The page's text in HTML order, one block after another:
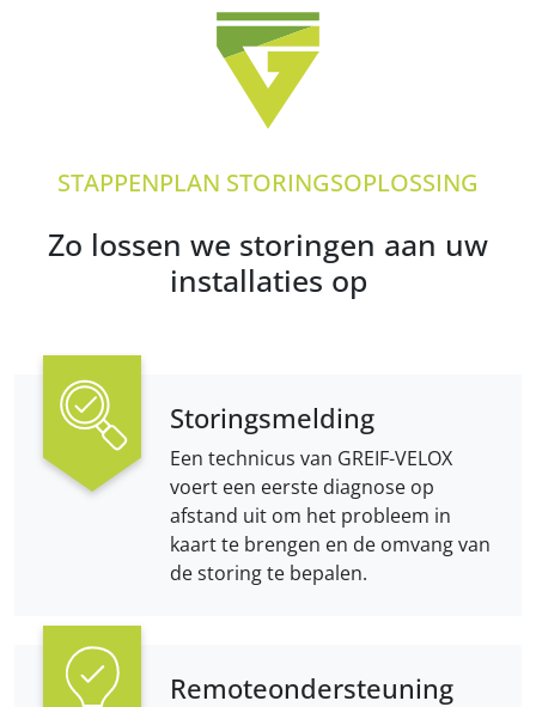
STAPPENPLAN STORINGSOPLOSSING
Zo lossen we storingen aan uw
installaties op
Storings­melding
Een technicus van GREIF-VELOX
voert een eerste diagnose op
afstand uit om het probleem in
kaart te brengen en de omvang van
de storing te bepalen.
Remote­ondersteuning